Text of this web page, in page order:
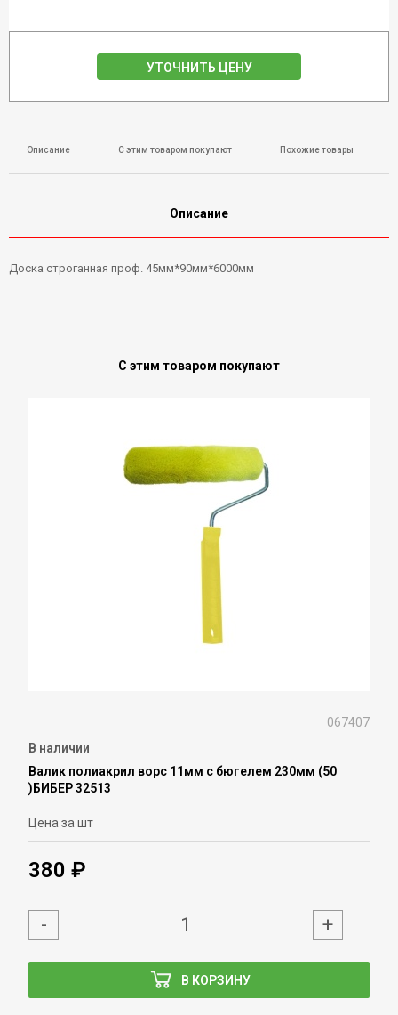
УТОЧНИТЬ ЦЕНУ
Описание С этим товаром покупают Похожие товары
Описание
Доска строганная проф. 45мм*90мм*6000мм
С этим товаром покупают
067407
В наличии
Валик полиакрил ворс 11мм с бюгелем 230мм (50
)БИБЕР 32513
Цена за шт
380 ₽
В КОРЗИНУ
- +